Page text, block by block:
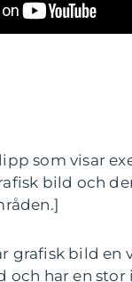
som visar
bild och
grafisk bild en
och har en stor